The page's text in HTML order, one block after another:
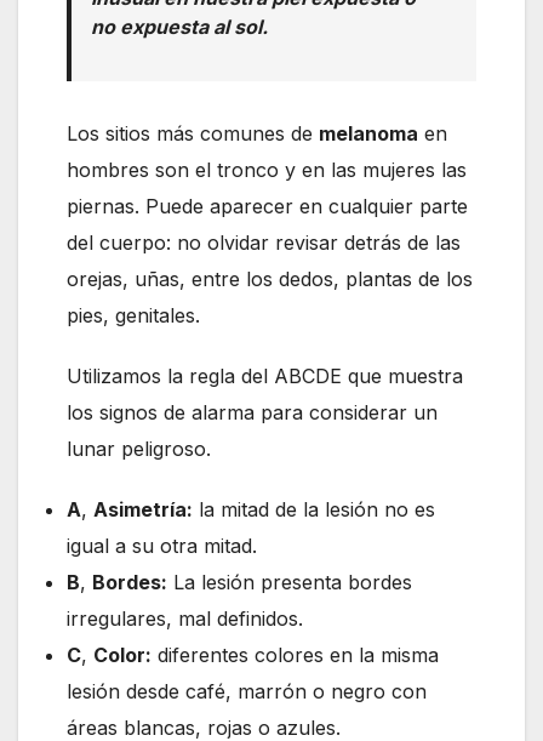
no expuesta al sol.
Los sitios más comunes de melanoma en
hombres son el tronco y en las mujeres las
piernas. Puede aparecer en cualquier parte
del cuerpo: no olvidar revisar detrás de las
orejas, uñas, entre los dedos, plantas de los
pies, genitales.
Utilizamos la regla del ABCDE que muestra
los signos de alarma para considerar un
lunar peligroso.
A, Asimetría: la mitad de la lesión no es
igual a su otra mitad.
B, Bordes: La lesión presenta bordes
irregulares, mal definidos.
C, Color: diferentes colores en la misma
lesión desde café, marrón o negro con
áreas blancas, rojas o azules.